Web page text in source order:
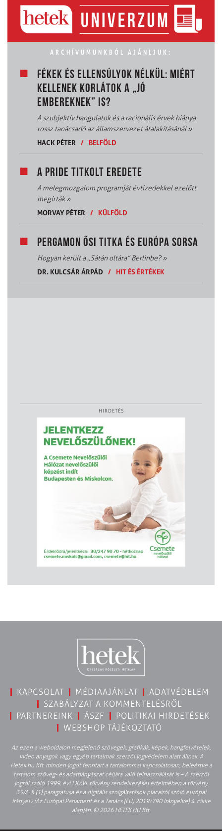
ARCHÍVUMUNKBÓL AJÁNLJUK:
FÉKEK ÉS ELLENSÚLYOK NÉLKÜL: MIÉRT
KELLENEK KORLÁTOK A „JÓ
EMBEREKNEK” IS?
A szubjektív hangulatok és a racionális érvek hiánya
rossz tanácsadó az államszervezet átalakításánál»
HACK PÉTER
/ BELFÖLD
A PRIDE TITKOLT EREDETE
A melegmozgalom programját évtizedekkel ezelőtt
megírták»
MORVAY PÉTER
/ KÜLFÖLD
PERGAMON ŐSI TITKA ÉS EURÓPA SORSA
Hogyan került a „Sátán oltára” Berlinbe?»
DR. KULCSÁR ÁRPÁD
/ HIT ÉS ÉRTÉKEK
HIRDETÉS
KAPCSOLAT MÉDIAAJÁNLAT
ADATVÉDELEM
SZABÁLYZAT A KOMMENTELÉSRŐL
PARTNEREINK
ÁSZF
POLITIKAI HIRDETÉSEK
WEBSHOP TÁJÉKOZTATÓ
Az ezen a weboldalon megjelenő szövegek, grafikák, képek, hangfelvételek,
video anyagok vagy egyéb tartalmak szerzői jogvédelem alatt állnak. A
Hetek.hu Kft. minden jogot fenntart a tartalommal kapcsolatosan, beleértve a
tartalom szöveg- és adatbányászat céljára való felhasználását is – A szerzői
jogról szóló 1999. évi LXXVI. törvény rendelkezései értelmében a törvény
35/A. § (1) paragrafusa és a digitális szolgáltatások piacairól szóló európai
irányelv (Az Európai Parlament és a Tanács (EU) 2019/790 Irányelve) 4. cikke
alapján. © 2026 HETEK.HU Kft.